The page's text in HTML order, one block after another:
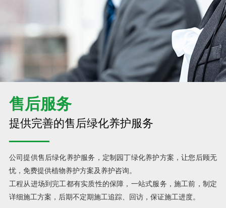
售后服务
提供完善的售后绿化养护服务
公司提供售后绿化养护服务，定制园丁绿化养护方案，让您后顾无
忧，免费提供植物养护方案及养护咨询。
工程从进场到完工都有实质性的保障，一站式服务，施工前，制定
详细施工方案，后期不定期施工追踪、回访，保证施工进度。